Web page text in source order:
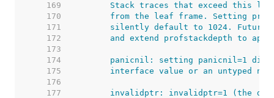
   169
   170
   171
   172
   173
   174
   175
   176
   177